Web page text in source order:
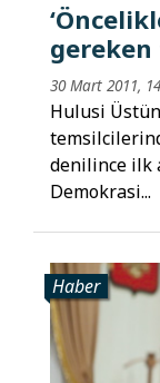
gereken
30 Mart 2011,
Hulusi
denilince ilk
Demokrasi...
Haber